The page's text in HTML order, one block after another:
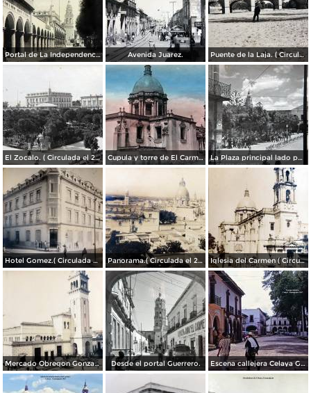
Portal de La Independencia. Avenida Juarez. Puente de la Laja. ( Circulada el 23 de Junio de 1909 ).
El Zocalo. ( Circulada el 23 de Junio de 1909 ). Cupula y torre de El Carmen. ( Circulada el 22 de Agosto de 1943 ). La Plaza principal lado poniente.
Hotel Gomez.( Circulada el 23 de Julio de 1909 ). Panorama.( Circulada el 25 de Junio de 1909 ). Iglesia del Carmen ( Circulada el 15 de Junioo de 1909 ).
Mercado Obregon Gonzalez ( Circulada el 25 de Junioo de 1909 ). Desde el portal Guerrero. Escena callejera Celaya Guanajuato 1967